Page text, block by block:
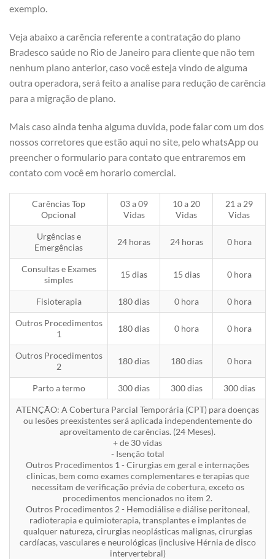
exemplo.
Veja abaixo a carência referente a contratação do plano
Bradesco saúde no Rio de Janeiro para cliente que não tem
nenhum plano anterior, caso você esteja vindo de alguma
outra operadora, será feito a analise para redução de carência
para a migração de plano.
Mais caso ainda tenha alguma duvida, pode falar com um dos
nossos corretores que estão aqui no site, pelo whatsApp ou
preencher o formulario para contato que entraremos em
contato com você em horario comercial.
Carências Top
Opcional
03 a 09
Vidas
10 a 20
Vidas
21 a 29
Vidas
Urgências e
Emergências
24 horas 24 horas 0 hora
Consultas e Exames
simples
15 dias 15 dias 0 hora
Fisioterapia 180 dias 0 hora 0 hora
Outros Procedimentos
1
180 dias 0 hora 0 hora
Outros Procedimentos
2
180 dias 180 dias 0 hora
Parto a termo 300 dias 300 dias 300 dias
ATENÇÃO: A Cobertura Parcial Temporária (CPT) para doenças
ou lesões preexistentes será aplicada independentemente do
aproveitamento de carências. (24 Meses).
+ de 30 vidas
- Isenção total
Outros Procedimentos 1 - Cirurgias em geral e internações
clinicas, bem como exames complementares e terapias que
necessitam de verificação prévia de cobertura, exceto os
procedimentos mencionados no item 2.
Outros Procedimentos 2 - Hemodiálise e diálise peritoneal,
radioterapia e quimioterapia, transplantes e implantes de
qualquer natureza, cirurgias neoplásticas malignas, cirurgias
cardíacas, vasculares e neurológicas (inclusive Hérnia de disco
intervertebral)